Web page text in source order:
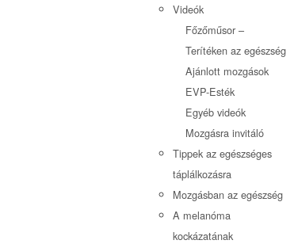
Videók
Főzőműsor –
Terítéken az egészség
Ajánlott mozgások
EVP-Esték
Egyéb videók
Mozgásra invitáló
Tippek az egészséges
táplálkozásra
Mozgásban az egészség
A melanóma
kockázatának